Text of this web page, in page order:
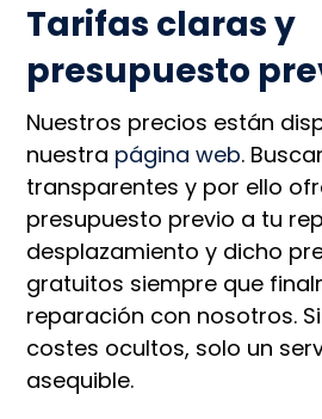
Tarifas claras y
presupuesto
Nuestros precios están
nuestra página web.
transparentes y por ello
presupuesto previo a tu
desplazamiento y dicho
gratuitos siempre que
reparación con nosotros.
costes ocultos, solo un
asequible.